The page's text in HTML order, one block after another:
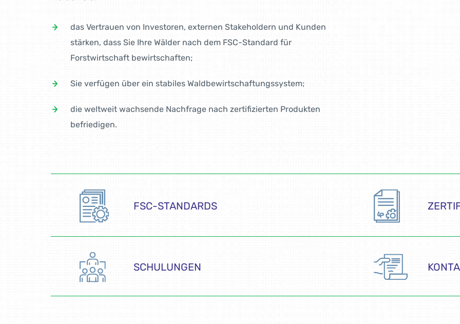
das Vertrauen von Investoren, externen Stakeholdern und Kunden
stärken, dass Sie Ihre Wälder nach dem FSC-Standard für
Forstwirtschaft bewirtschaften;
Sie verfügen über ein stabiles Waldbewirtschaftungssystem;
die weltweit wachsende Nachfrage nach zertifizierten Produkten
befriedigen.
FSC-STANDARDS
SCHULUNGEN